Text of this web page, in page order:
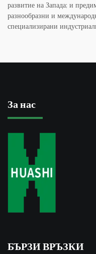
развитие на Запада; и
разнообразни и
специализирани
За нас
БЪРЗИ ВРЪЗКИ